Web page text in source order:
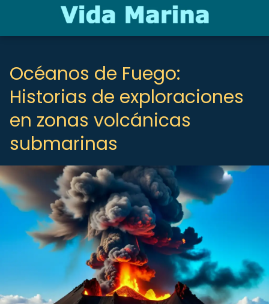
Océanos de Fuego:
Historias de exploraciones
en zonas volcánicas
submarinas